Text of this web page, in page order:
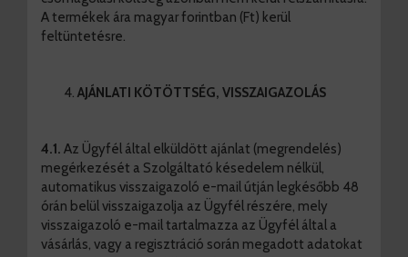
A termékek ára magyar forintban (Ft) kerül
feltüntetésre.
AJÁNLATI KÖTÖTTSÉG, VISSZAIGAZOLÁS
4.1. Az Ügyfél által elküldött ajánlat (megrendelés)
megérkezését a Szolgáltató késedelem nélkül,
automatikus visszaigazoló e-mail útján legkésőbb 48
órán belül visszaigazolja az Ügyfél részére, mely
visszaigazoló e-mail tartalmazza az Ügyfél által a
vásárlás, vagy a regisztráció során megadott adatokat